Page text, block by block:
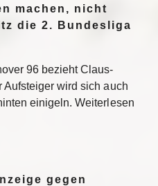
machen, nicht
die 2. Bundesliga
96 bezieht Claus-
Aufsteiger wird sich auch
einigeln. Weiterlesen
gegen